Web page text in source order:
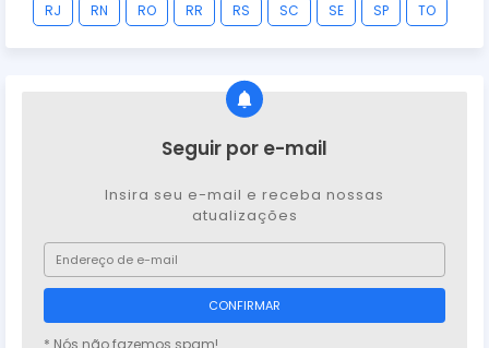
RJ
RN RO RR RS SC SE SP TO
Seguir por e-mail
Insira seu e-mail e receba nossas
atualizações